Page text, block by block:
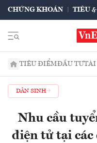
CHỨNG KHOÁN TIÊU
TIÊU ĐIỂMĐẦU TƯTÀI
DÂN SINH
Nhu cầu
điện tử tại